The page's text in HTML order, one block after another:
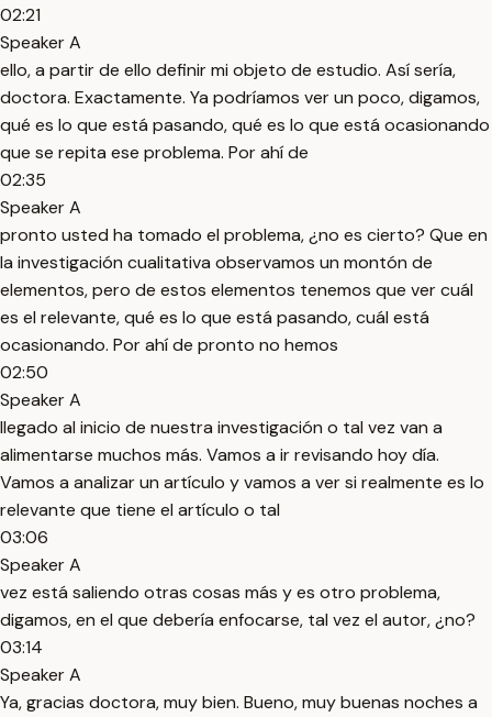
02:21
Speaker A
ello, a partir de ello definir mi objeto de estudio. Así sería,
doctora. Exactamente. Ya podríamos ver un poco, digamos,
qué es lo que está pasando, qué es lo que está ocasionando
que se repita ese problema. Por ahí de
02:35
Speaker A
pronto usted ha tomado el problema, ¿no es cierto? Que en
la investigación cualitativa observamos un montón de
elementos, pero de estos elementos tenemos que ver cuál
es el relevante, qué es lo que está pasando, cuál está
ocasionando. Por ahí de pronto no hemos
02:50
Speaker A
llegado al inicio de nuestra investigación o tal vez van a
alimentarse muchos más. Vamos a ir revisando hoy día.
Vamos a analizar un artículo y vamos a ver si realmente es lo
relevante que tiene el artículo o tal
03:06
Speaker A
vez está saliendo otras cosas más y es otro problema,
digamos, en el que debería enfocarse, tal vez el autor, ¿no?
03:14
Speaker A
Ya, gracias doctora, muy bien. Bueno, muy buenas noches a